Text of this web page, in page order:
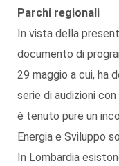
Parchi regionali
In vista della
documento di
29 maggio a cui, ha
serie di audizioni
è tenuto pure un
Energia e Sviluppo
In Lombardia